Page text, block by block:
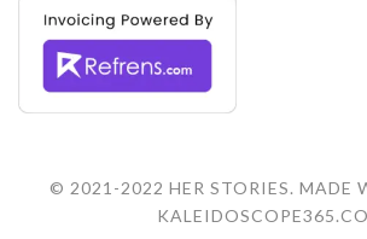
© 2021-2022 HER STORIES. MADE